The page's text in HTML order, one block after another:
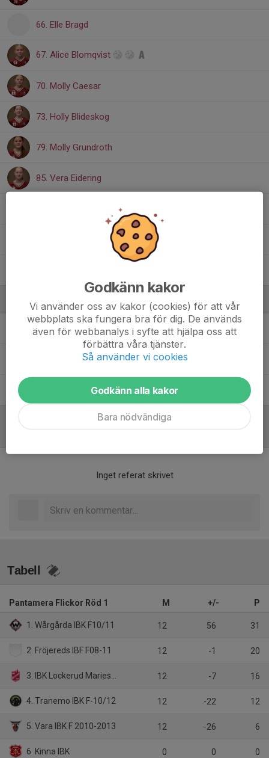
66. Elle Bragd
67. Alice Blomqvist
70. Molly Caesar
73. Holly Blideskog
79. Molly Grundroth
85. Vera Eidering
Ledare
Ida BlomqvistLedare
Linda GrundrothLedare
Melwin GrundrothLedare
Inget referat skrivet
Tabell
Pantamera Flickor Röd 1 M +/- P
1. Wårgårda IBK F10/11 12 56 31
2. Fröjereds IBF F08-11 12 -1 20
3. IBK Lockerud Mariestad F09-12 12 -7 16
4. Tranemo IBK F-10/12 12 -22 12
5. Vara IBK F 2010-2013 12 -26 6
6. Kinna IBK 0 0 0
Godkänn kakor
Vi använder oss av kakor (cookies) för att vår
webbplats ska fungera bra för dig. De används
även för webbanalys i syfte att hjälpa oss att
förbättra våra tjänster.
Så använder vi cookies
Godkänn alla kakor
Bara nödvändiga